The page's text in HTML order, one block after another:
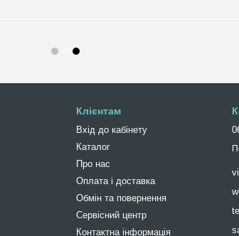
Клієнтам
Вхід до кабінету
Каталог
Про нас
Оплата і доставка
Обмін та повернення
Сервісний центр
Контактна інформація